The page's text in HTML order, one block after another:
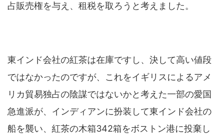
占販売権を与え、租税を取ろうと考えました。
東インド会社の紅茶は在庫ですし、決して高い値段
ではなかったのですが、これをイギリスによるアメ
リカ貿易独占の陰謀ではないかと考えた一部の愛国
急進派が、インディアンに扮装して東インド会社の
船を襲い、紅茶の木箱342箱をボストン港に投棄し